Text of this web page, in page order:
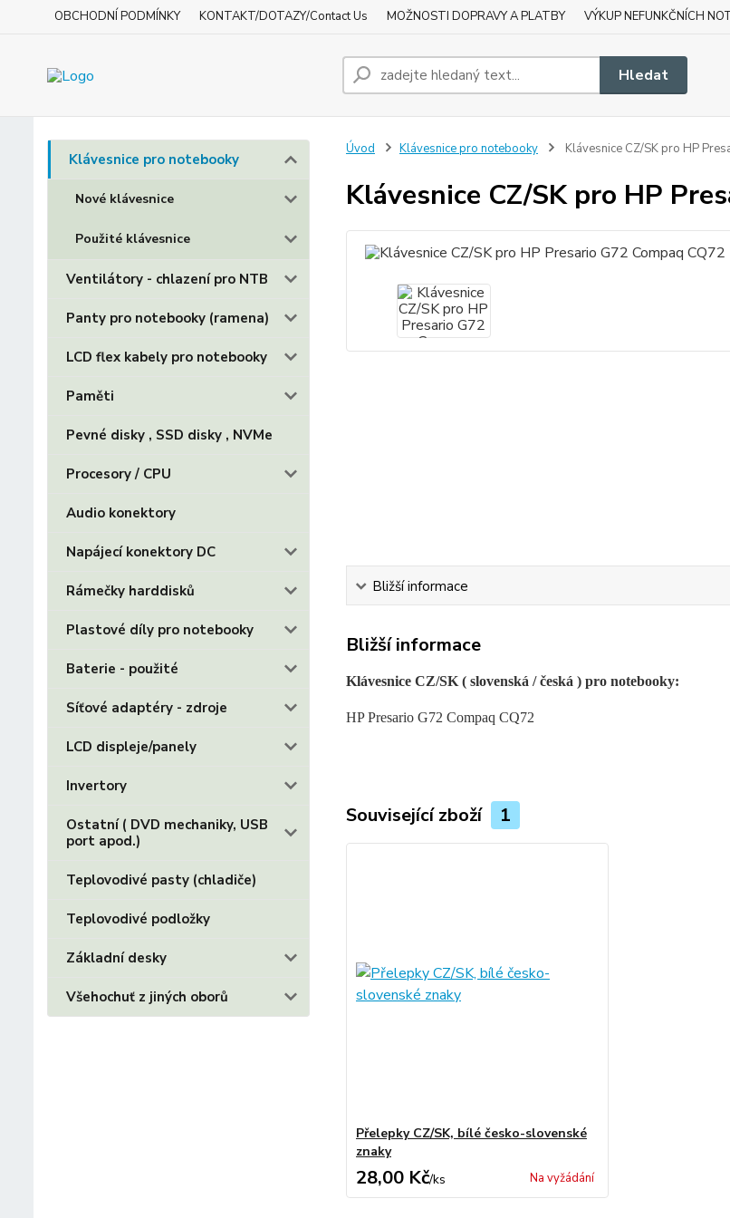
OBCHODNÍ PODMÍNKY KONTAKT/DOTAZY/Contact Us MOŽNOSTI DOPRAVY A PLATBY VÝKUP NEFUNKČNÍCH
Hledat
Klávesnice pro notebooky
Nové klávesnice
Použité klávesnice
Ventilátory - chlazení pro NTB
Panty pro notebooky (ramena)
LCD flex kabely pro notebooky
Paměti
Pevné disky , SSD disky , NVMe
Procesory / CPU
Audio konektory
Napájecí konektory DC
Rámečky harddisků
Plastové díly pro notebooky
Baterie - použité
Síťové adaptéry - zdroje
LCD displeje/panely
Invertory
Ostatní ( DVD mechaniky, USB
port apod.)
Teplovodivé pasty (chladiče)
Teplovodivé podložky
Základní desky
Všehochuť z jiných oborů
Úvod Klávesnice pro notebooky Klávesnice CZ/SK pro HP
Klávesnice CZ/SK pro HP
Bližší informace
Bližší informace
Klávesnice CZ/SK ( slovenská / česká ) pro notebooky:
HP Presario G72 Compaq CQ72
Související zboží 1
Přelepky CZ/SK, bílé česko-slovenské
znaky
28,00 Kč/ks Na vyžádání